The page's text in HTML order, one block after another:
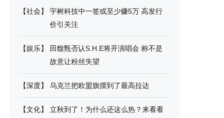
【社会】
宇树科技中一签或至少赚5万 高发行
价引关注
【娱乐】
田馥甄否认S.H.E将开演唱会 称不是
故意让粉丝失望
【深度】 乌克兰把欧盟旗摆到了最高拉达
【文化】
立秋到了！为什么还这么热？来看看